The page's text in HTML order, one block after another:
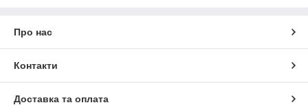
Про нас
Контакти
Доставка та оплата